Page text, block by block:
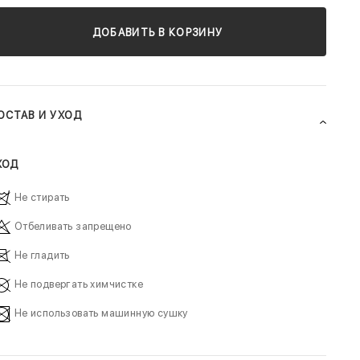
ДОБАВИТЬ В КОРЗИНУ
И УХОД
Не стирать
Отбеливать запрещено
Не гладить
Не подвергать химчистке
Не использовать машинную сушку